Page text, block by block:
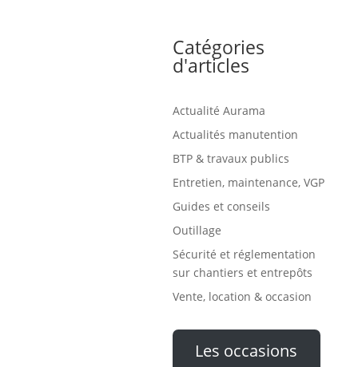
Catégories
d'articles
Actualité Aurama
Actualités manutention
BTP & travaux publics
Entretien, maintenance, VGP
Guides et conseils
Outillage
Sécurité et réglementation
sur chantiers et entrepôts
Vente, location & occasion
Les occasions